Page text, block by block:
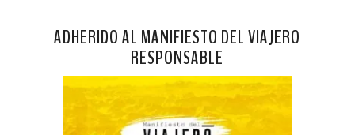
ADHERIDO AL MANIFIESTO DEL VIAJERO
RESPONSABLE